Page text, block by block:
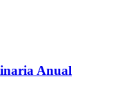
Anual